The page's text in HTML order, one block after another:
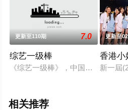
更新至110期 7.0
综艺一级棒
《综艺一级棒》，中国电视公司
更新至
香港小
新一屆
相关推荐